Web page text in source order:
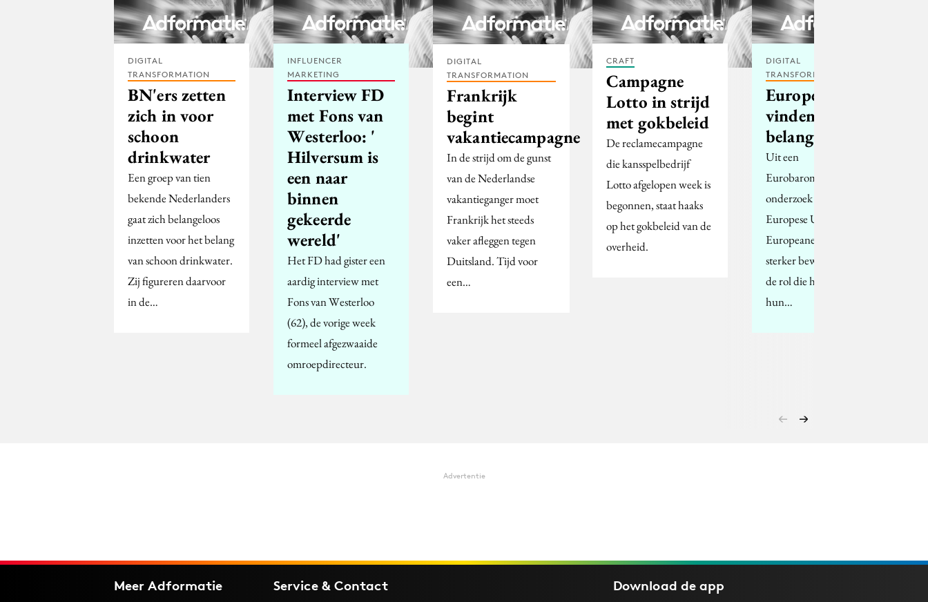
DIGITAL
TRANSFORMATION
BN'ers zetten
zich in voor
schoon
drinkwater
Een groep van tien
bekende Nederlanders
gaat zich belangeloos
inzetten voor het belang
van schoon drinkwater.
Zij figureren daarvoor
in de…
INFLUENCER
MARKETING
Interview FD
met Fons van
Westerloo: '
Hilversum is
een naar
binnen
gekeerde
wereld'
Het FD had gister een
aardig interview met
Fons van Westerloo
(62), de vorige week
formeel afgezwaaide
omroepdirecteur.
DIGITAL
TRANSFORMATION
Frankrijk
begint
vakantiecampagne
In de strijd om de gunst
van de Nederlandse
vakantieganger moet
Frankrijk het steeds
vaker afleggen tegen
Duitsland. Tijd voor
een…
CRAFT
Campagne
Lotto in strijd
met gokbeleid
De reclamecampagne
die kansspelbedrijf
Lotto afgelopen week is
begonnen, staat haaks
op het gokbeleid van de
overheid.
DIGITAL
TRANSFORMATION
Europeanen
vinden milieu
belangrijk
Uit een
Eurobarometer-
onderzoek van de
Europese Unie blijkt
Europeanen zich steeds
sterker bewust zijn van
de rol die het milieu in
hun…
Advertentie
Meer Adformatie Service & Contact Download deapp